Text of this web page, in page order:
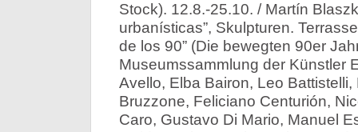
Stock). 12.8.-25.10. / Martín
urbanísticas”, Skulpturen.
de los 90” (Die bewegten 90er
Museumssammlung der Künstler
Avello, Elba Bairon, Leo
Bruzzone, Feliciano Centurión,
Caro, Gustavo Di Mario, Manuel